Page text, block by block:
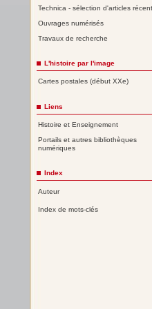
Technica - sélection d'articles
Ouvrages numérisés
Travaux de recherche
L'histoire par l'image
Cartes postales (début XXe)
Liens
Histoire et Enseignement
Portails et autres bibliothèques
numériques
Index
Auteur
Index de mots-clés